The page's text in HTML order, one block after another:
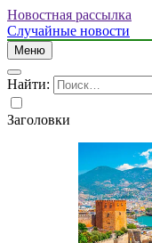
Новостная рассылка
Случайные новости
Меню
Найти:
Заголовки